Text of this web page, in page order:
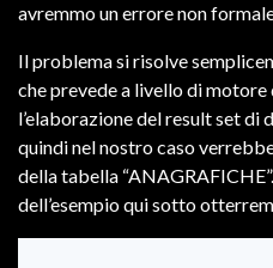
avremmo un errore non
Il problema si risolve
che prevede a livello di
l’elaborazione del result set di
quindi nel nostro caso
della tabella
dell’esempio qui sotto